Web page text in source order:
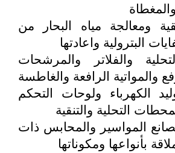
ومعالجة مياه البحار من
البترولية واعادتها
والفلاتر والمرشحات
والمواتية الرافعة والغاطسة
الكهرباء ولوحات التحكم
التحلية والتنقية
المواسير والمحابس ذات
بأنواعها ومكوناتها